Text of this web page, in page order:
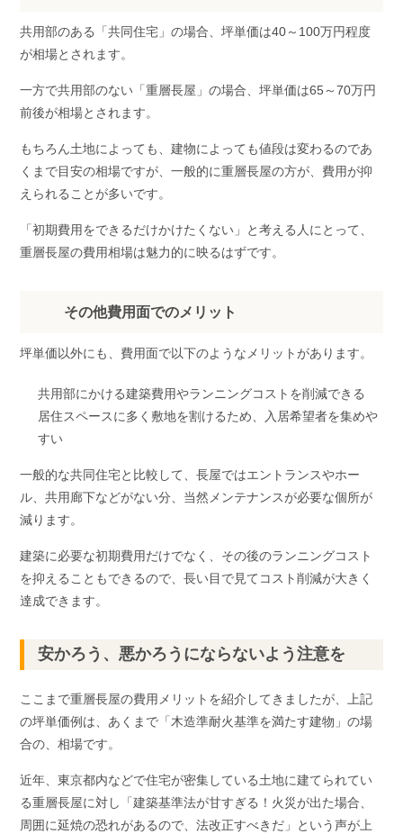
共用部のある「共同住宅」の場合、坪単価は40～100万円程度
が相場とされます。
一方で共用部のない「重層長屋」の場合、坪単価は65～70万円
前後が相場とされます。
もちろん土地によっても、建物によっても値段は変わるのであ
くまで目安の相場ですが、一般的に重層長屋の方が、費用が抑
えられることが多いです。
「初期費用をできるだけかけたくない」と考える人にとって、
重層長屋の費用相場は魅力的に映るはずです。
その他費用面でのメリット
坪単価以外にも、費用面で以下のようなメリットがあります。
共用部にかける建築費用やランニングコストを削減できる
居住スペースに多く敷地を割けるため、入居希望者を集めや
すい
一般的な共同住宅と比較して、長屋ではエントランスやホー
ル、共用廊下などがない分、当然メンテナンスが必要な個所が
減ります。
建築に必要な初期費用だけでなく、その後のランニングコスト
を抑えることもできるので、長い目で見てコスト削減が大きく
達成できます。
安かろう、悪かろうにならないよう注意を
ここまで重層長屋の費用メリットを紹介してきましたが、上記
の坪単価例は、あくまで「木造準耐火基準を満たす建物」の場
合の、相場です。
近年、東京都内などで住宅が密集している土地に建てられてい
る重層長屋に対し「建築基準法が甘すぎる！火災が出た場合、
周囲に延焼の恐れがあるので、法改正すべきだ」という声が上